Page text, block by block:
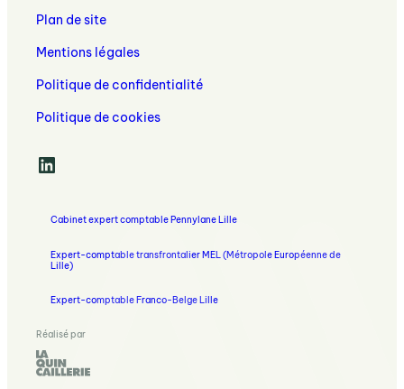
Lille
gestion
Plan de site
Mentions légales
Politique de confidentialité
Politique de cookies
LinkedIn
Cabinet expert comptable Pennylane Lille
Expert-comptable transfrontalier MEL (Métropole Européenne de
Lille)
Expert-comptable Franco-Belge Lille
Réalisé par